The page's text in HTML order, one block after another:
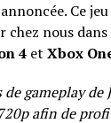
Ce
nous
4 et Xbox
gameplay de
afin de